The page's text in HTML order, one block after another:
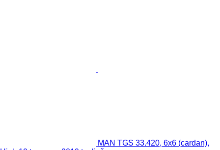
MAN TGS 33.420, 6x6 (cardan),